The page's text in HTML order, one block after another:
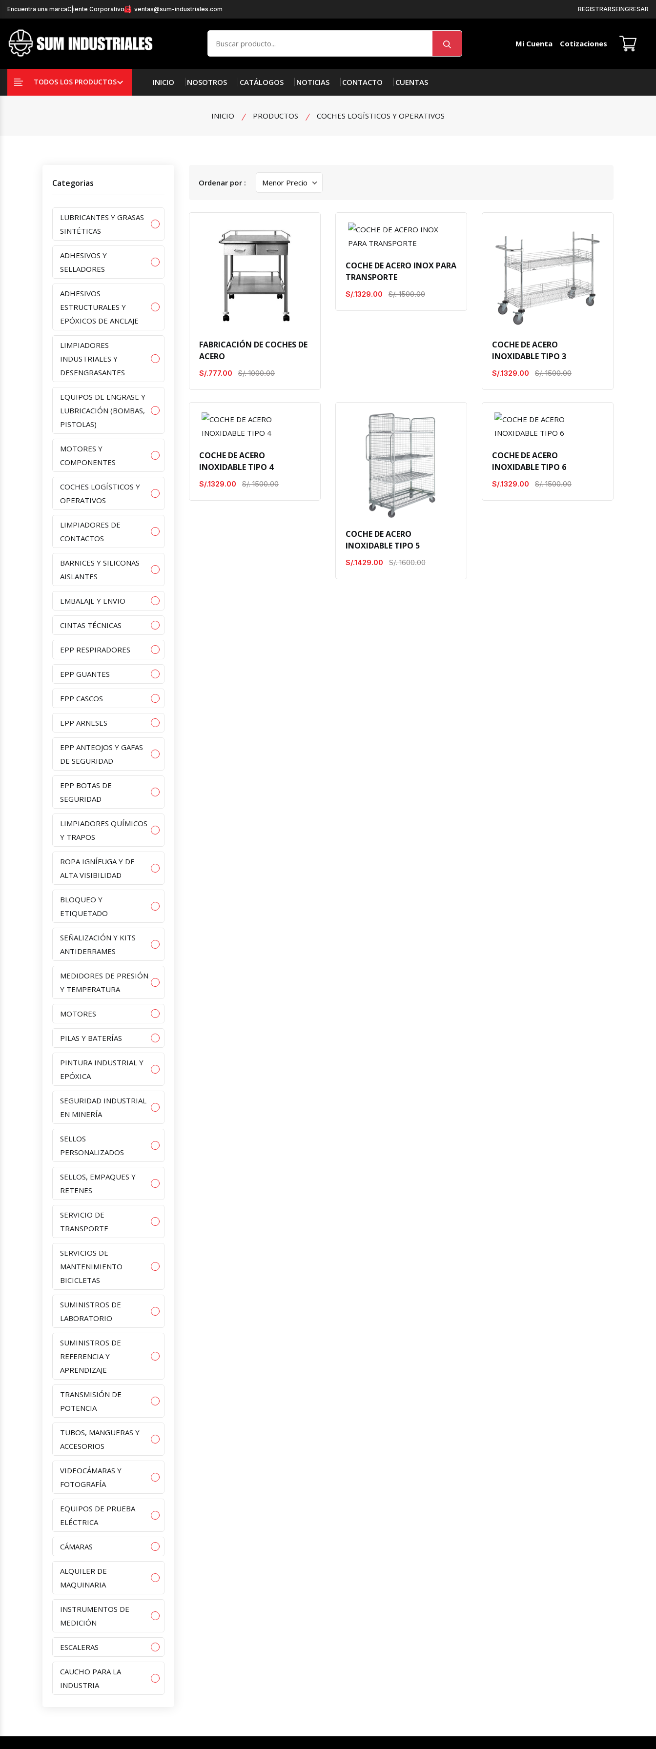
Encuentra una marcaCliente Corporativo ventas@sum-industriales.com REGISTRARSEINGRESAR
Mi CuentaMi Cuenta
Cotizaciones
TODOS LOS PRODUCTOS INICIO NOSOTROS CATÁLOGOS NOTICIAS CONTACTO CUENTAS
INICIO PRODUCTOS COCHES LOGÍSTICOS Y OPERATIVOS
Categorias
LUBRICANTES Y GRASAS
SINTÉTICAS
ADHESIVOS Y
SELLADORES
ADHESIVOS
ESTRUCTURALES Y
EPÓXICOS DE ANCLAJE
LIMPIADORES
INDUSTRIALES Y
DESENGRASANTES
EQUIPOS DE ENGRASE Y
LUBRICACIÓN (BOMBAS,
PISTOLAS)
MOTORES Y
COMPONENTES
COCHES LOGÍSTICOS Y
OPERATIVOS
LIMPIADORES DE
CONTACTOS
BARNICES Y SILICONAS
AISLANTES
EMBALAJE Y ENVIO
CINTAS TÉCNICAS
EPP RESPIRADORES
EPP GUANTES
EPP CASCOS
EPP ARNESES
EPP ANTEOJOS Y GAFAS
DE SEGURIDAD
EPP BOTAS DE
SEGURIDAD
LIMPIADORES QUÍMICOS
Y TRAPOS
ROPA IGNÍFUGA Y DE
ALTA VISIBILIDAD
BLOQUEO Y
ETIQUETADO
SEÑALIZACIÓN Y KITS
ANTIDERRAMES
MEDIDORES DE PRESIÓN
Y TEMPERATURA
MOTORES
PILAS Y BATERÍAS
PINTURA INDUSTRIAL Y
EPÓXICA
SEGURIDAD INDUSTRIAL
EN MINERÍA
SELLOS
PERSONALIZADOS
SELLOS, EMPAQUES Y
RETENES
SERVICIO DE
TRANSPORTE
SERVICIOS DE
MANTENIMIENTO
BICICLETAS
SUMINISTROS DE
LABORATORIO
SUMINISTROS DE
REFERENCIA Y
APRENDIZAJE
TRANSMISIÓN DE
POTENCIA
TUBOS, MANGUERAS Y
ACCESORIOS
VIDEOCÁMARAS Y
FOTOGRAFÍA
EQUIPOS DE PRUEBA
ELÉCTRICA
CÁMARAS
ALQUILER DE
MAQUINARIA
INSTRUMENTOS DE
MEDICIÓN
ESCALERAS
CAUCHO PARA LA
INDUSTRIA
Ordenar por :
FABRICACIÓN DE COCHES DE
ACERO
S/.777.00 S/. 1000.00
COCHE DE ACERO INOX PARA
TRANSPORTE
S/.1329.00 S/. 1500.00
COCHE DE ACERO
INOXIDABLE TIPO 3
S/.1329.00 S/. 1500.00
COCHE DE ACERO
INOXIDABLE TIPO 4
S/.1329.00 S/. 1500.00
COCHE DE ACERO
INOXIDABLE TIPO 5
S/.1429.00 S/. 1600.00
COCHE DE ACERO
INOXIDABLE TIPO 6
S/.1329.00 S/. 1500.00